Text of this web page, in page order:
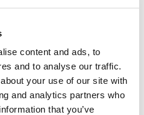
content and ads, to
and to analyse our traffic.
your use of our site with
and analytics partners who
that you’ve